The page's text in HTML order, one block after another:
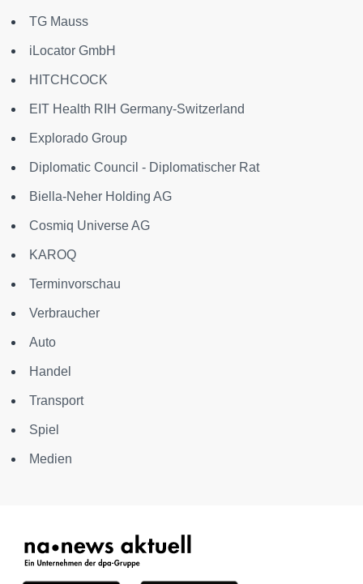
TG Mauss
iLocator GmbH
HITCHCOCK
EIT Health RIH Germany-Switzerland
Explorado Group
Diplomatic Council - Diplomatischer Rat
Biella-Neher Holding AG
Cosmiq Universe AG
KAROQ
Terminvorschau
Verbraucher
Auto
Handel
Transport
Spiel
Medien